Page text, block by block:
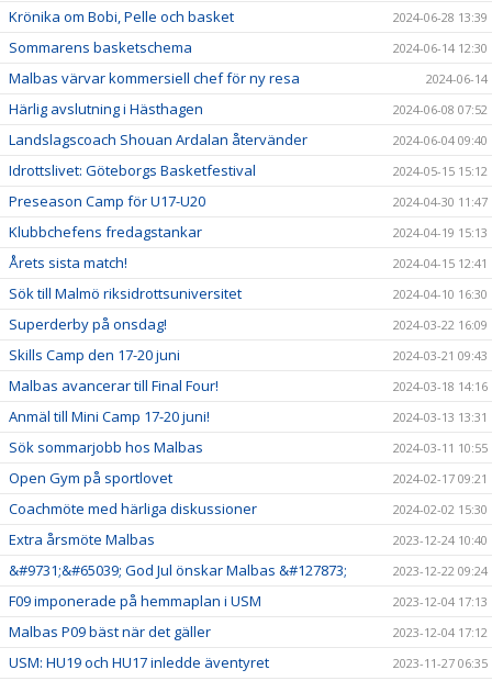
Krönika om Bobi, Pelle och basket 2024-06-28 13:39
Sommarens basketschema 2024-06-14 12:30
Malbas värvar kommersiell chef för ny resa 2024-06-14
Härlig avslutning i Hästhagen 2024-06-08 07:52
Landslagscoach Shouan Ardalan återvänder 2024-06-04 09:40
Idrottslivet: Göteborgs Basketfestival 2024-05-15 15:12
Preseason Camp för U17-U20 2024-04-30 11:47
Klubbchefens fredagstankar 2024-04-19 15:13
Årets sista match! 2024-04-15 12:41
Sök till Malmö riksidrottsuniversitet 2024-04-10 16:30
Superderby på onsdag! 2024-03-22 16:09
Skills Camp den 17-20 juni 2024-03-21 09:43
Malbas avancerar till Final Four! 2024-03-18 14:16
Anmäl till Mini Camp 17-20 juni! 2024-03-13 13:31
Sök sommarjobb hos Malbas 2024-03-11 10:55
Open Gym på sportlovet 2024-02-17 09:21
Coachmöte med härliga diskussioner 2024-02-02 15:30
Extra årsmöte Malbas 2023-12-24 10:40
&#9731;&#65039; God Jul önskar Malbas &#127873; 2023-12-22 09:24
F09 imponerade på hemmaplan i USM 2023-12-04 17:13
Malbas P09 bäst när det gäller 2023-12-04 17:12
USM: HU19 och HU17 inledde äventyret 2023-11-27 06:35